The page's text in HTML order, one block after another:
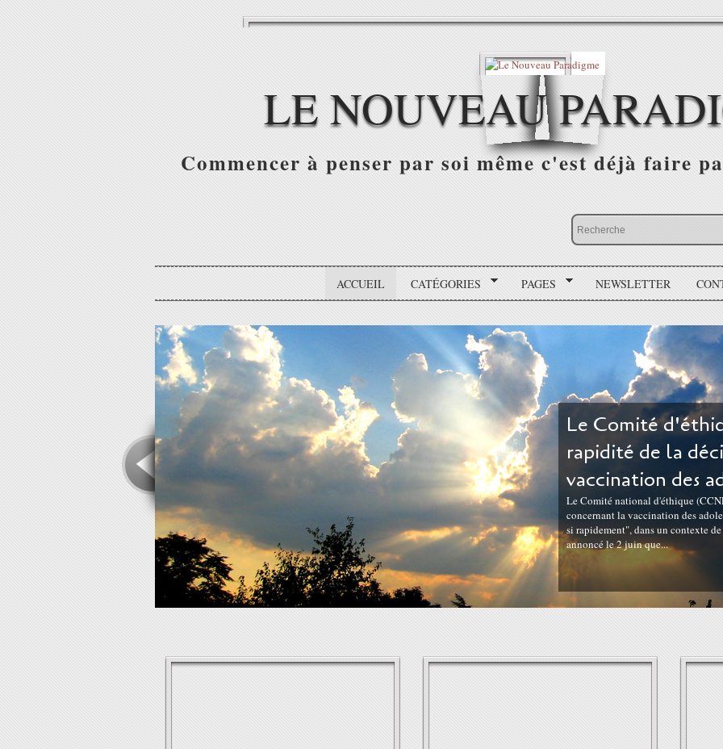
LE NOUVEAU
Commencer à penser par soi même c'est déjà faire
ACCUEIL CATÉGORIES PAGES NEWSLETTER
Le Comité
rapidité de la
vaccination des
Le Comité national d'éthique
concernant la vaccination des
si rapidement", dans un contexte
annoncé le 2 juin que...